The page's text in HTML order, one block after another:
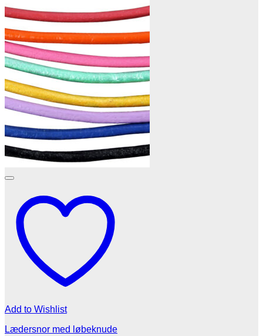
kr. 495,00
Add to Wishlist
Lædersnor med løbeknude